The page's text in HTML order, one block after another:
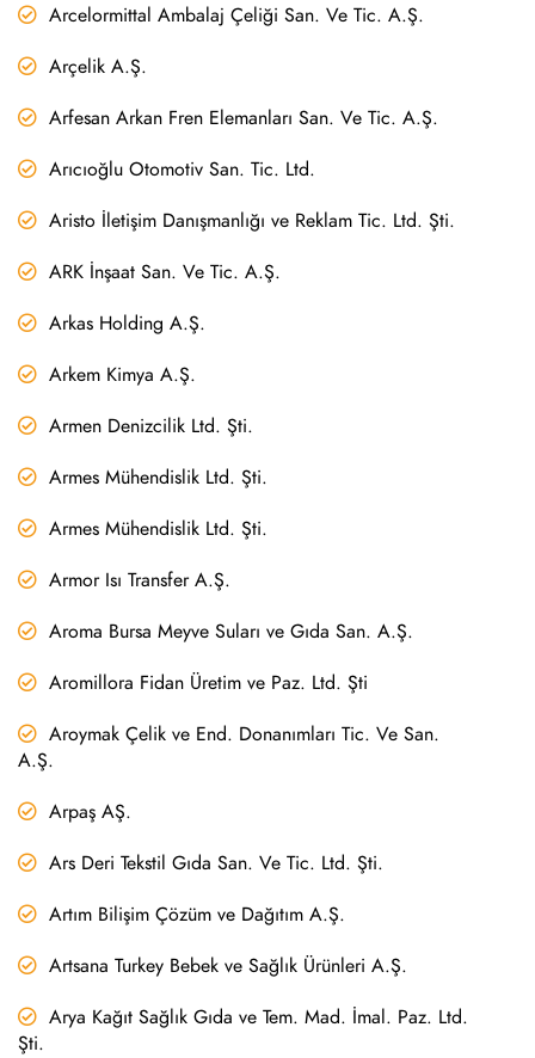
Arcelormittal Ambalaj Çeliği San. Ve Tic. A.Ş.
Arçelik A.Ş.
Arfesan Arkan Fren Elemanları San. Ve Tic. A.Ş.
Arıcıoğlu Otomotiv San. Tic. Ltd.
Aristo İletişim Danışmanlığı ve Reklam Tic. Ltd. Şti.
ARK İnşaat San. Ve Tic. A.Ş.
Arkas Holding A.Ş.
Arkem Kimya A.Ş.
Armen Denizcilik Ltd. Şti.
Armes Mühendislik Ltd. Şti.
Armes Mühendislik Ltd. Şti.
Armor Isı Transfer A.Ş.
Aroma Bursa Meyve Suları ve Gıda San. A.Ş.
Aromillora Fidan Üretim ve Paz. Ltd. Şti
Aroymak Çelik ve End. Donanımları Tic. Ve San.
A.Ş.
Arpaş AŞ.
Ars Deri Tekstil Gıda San. Ve Tic. Ltd. Şti.
Artım Bilişim Çözüm ve Dağıtım A.Ş.
Artsana Turkey Bebek ve Sağlık Ürünleri A.Ş.
Arya Kağıt Sağlık Gıda ve Tem. Mad. İmal. Paz. Ltd.
Şti.